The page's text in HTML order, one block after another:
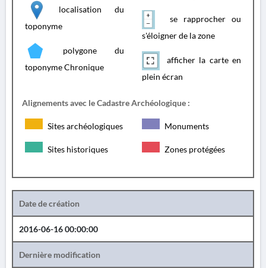
localisation du
toponyme
polygone du
toponyme Chronique
se rapprocher ou
s'éloigner de la zone
afficher la carte en
plein écran
Alignements avec le Cadastre Archéologique :
Sites archéologiques Monuments
Sites historiques Zones protégées
Date de création
2016-06-16 00:00:00
Dernière modification